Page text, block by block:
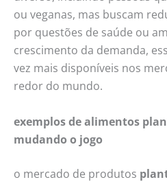
ou veganas, mas buscam
por questões de saúde ou
crescimento da demanda,
vez mais disponíveis nos
redor do mundo.
exemplos de alimentos
mudando o jogo
o mercado de produtos